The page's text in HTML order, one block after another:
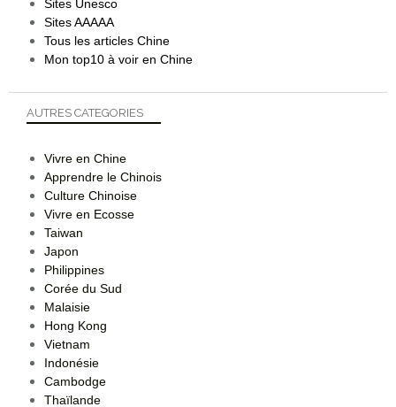
Sites Unesco
Sites AAAAA
Tous les articles Chine
Mon top10 à voir en Chine
AUTRES CATEGORIES
Vivre en Chine
Apprendre le Chinois
Culture Chinoise
Vivre en Ecosse
Taiwan
Japon
Philippines
Corée du Sud
Malaisie
Hong Kong
Vietnam
Indonésie
Cambodge
Thaïlande